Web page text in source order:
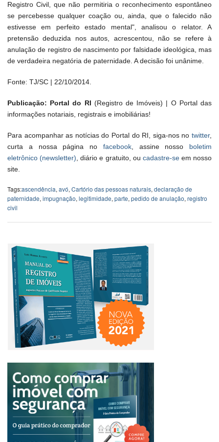
Registro Civil, que não permitiria o reconhecimento espontâneo
se percebesse qualquer coação ou, ainda, que o falecido não
estivesse em perfeito estado mental", analisou o relator. A
pretensão deduzida nos autos, acrescentou, não se refere à
anulação de registro de nascimento por falsidade ideológica, mas
de verdadeira negatória de paternidade. A decisão foi unânime.
Fonte: TJ/SC | 22/10/2014.
Publicação: Portal do RI (Registro de Imóveis) | O Portal das
informações notariais, registrais e imobiliárias!
Para acompanhar as notícias do Portal do RI, siga-nos no twitter,
curta a nossa página no facebook, assine nosso boletim
eletrônico (newsletter) , diário e gratuito, ou cadastre-seem nosso
site.
Tags:ascendência, avó, Cartório das pessoas naturais, declaração de
paternidade, impugnação, legitimidade, parte, pedido de anulação, registro
civil